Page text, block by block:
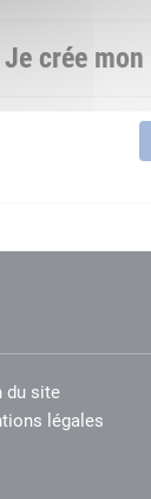
Je crée
du site
légales